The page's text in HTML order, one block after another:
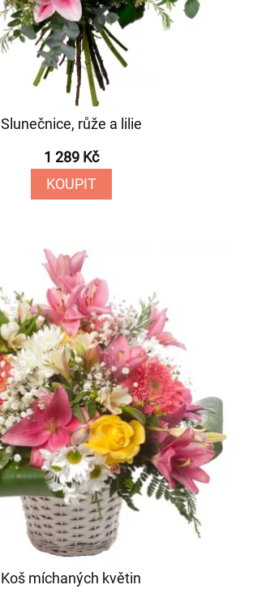
Slunečnice, růže a lilie
1 289 Kč
KOUPIT
Koš míchaných květin